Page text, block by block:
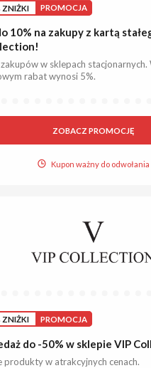
ZNIŻKI PROMOCJA
10% na zakupy z kartą
w sklepach stacjonarnych.
rabat wynosi 5%.
ZOBACZ PROMOCJĘ
Kupon ważny do odwołania
ZNIŻKI PROMOCJA
do -50% w sklepie VIP
produkty w atrakcyjnych cenach.